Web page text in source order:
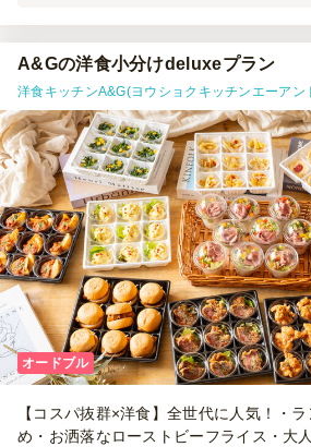
付いていると、さらに利用しやすかったと思
A&Gの洋食小分けdeluxeプラン
洋食キッチンA&G(ヨウショクキッチンエーアン
オードブル
【コスパ抜群×洋食】全世代に人気！・
め・お洒落なローストビーフライス・大